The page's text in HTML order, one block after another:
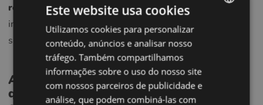
receita anual— não porque a equipa de faturação seja
incompetente, mas porque os processos manuais em
sistemas fragmentados criam erros inevitáveis.
A experiência do paciente desmorona
quando os seus sistemas não se
ENGLISH
POLISH
CZECH
GERMAN
Este website usa cookies
Utilizamos cookies para personalizar
conteúdo, anúncios e analisar nosso
tráfego. Também compartilhamos
informações sobre o uso do nosso site
com nossos parceiros de publicidade e
análise, que podem combiná-las com